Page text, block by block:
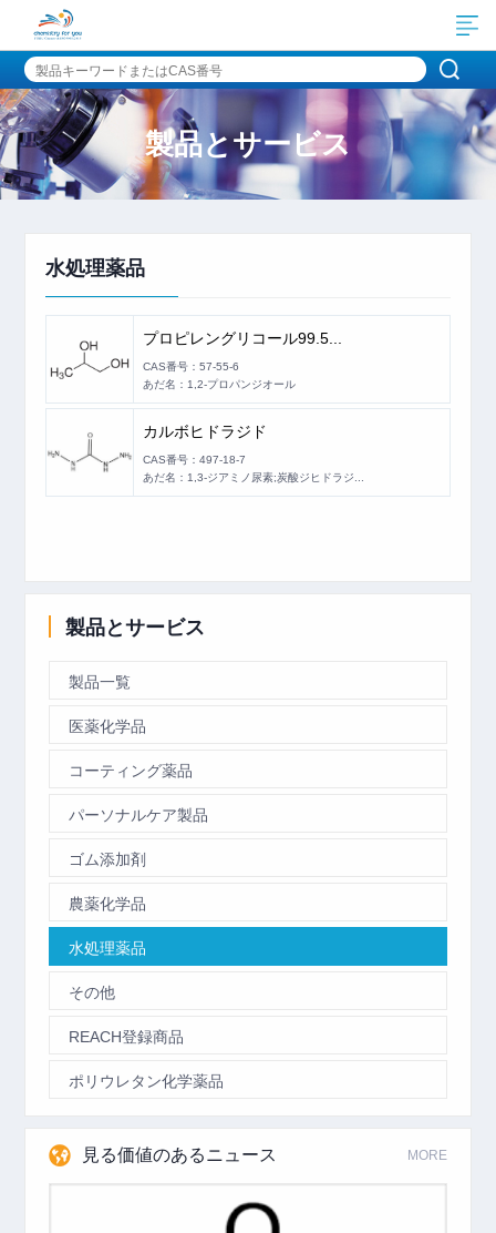
製品とサービス
水処理薬品
プロピレングリコール99.5...
CAS番号：57-55-6
あだ名：1,2-プロパンジオール
カルボヒドラジド
CAS番号：497-18-7
あだ名：1,3-ジアミノ尿素;炭酸ジヒドラジ...
製品とサービス
製品一覧
医薬化学品
コーティング薬品
パーソナルケア製品
ゴム添加剤
農薬化学品
水処理薬品
その他
REACH登録商品
ポリウレタン化学薬品
見る価値のあるニュース MORE